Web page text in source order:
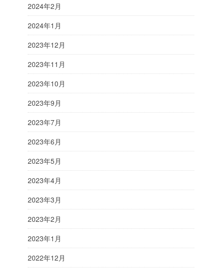
2024年2月
2024年1月
2023年12月
2023年11月
2023年10月
2023年9月
2023年7月
2023年6月
2023年5月
2023年4月
2023年3月
2023年2月
2023年1月
2022年12月